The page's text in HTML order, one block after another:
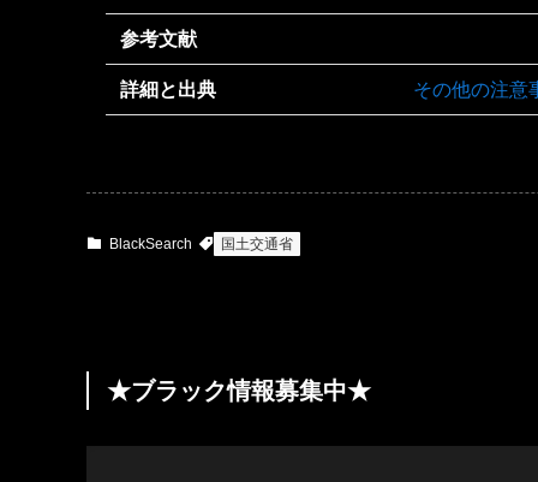
参考文献
詳細と出典 その他の注意
BlackSearch 国土交通省
★ブラック情報募集中★